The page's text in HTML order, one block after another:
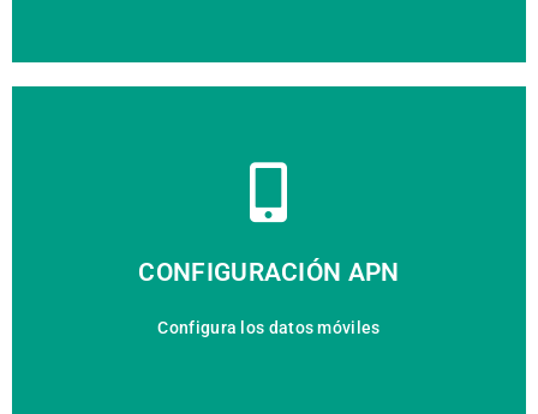
CONFIGURACIÓN APN
Configura los datos móviles
VER CONFIGURACIÓN